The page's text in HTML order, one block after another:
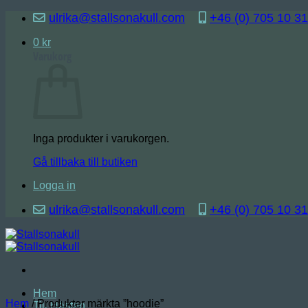
Skip
content
ulrika@stallsonakull.com +46 (0) 705 10
0 kr
Inga produkter i varukorgen.
Gå tillbaka till butiken
Logga in
ulrika@stallsonakull.com +46 (0) 705 10
Hem
Till Hästen
Hem /Produkter märkta ”hoodie”